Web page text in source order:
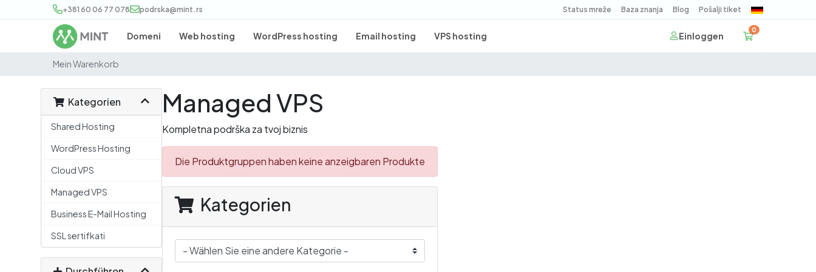
+381 60 06 77 078 podrska@mint.rs Status mreže Baza znanja Blog Pošalji tiket
Domeni Web hosting WordPress hosting Email hosting VPS hosting Einloggen
0Mein
Mein Warenkorb
Kategorien
Shared Hosting
WordPress Hosting
Cloud VPS
Managed VPS
Business E-Mail Hosting
SSL sertifkati
Managed VPS
Kompletna podrška za tvoj biznis
Die Produktgruppen haben keine anzeigbaren Produkte
Kategorien